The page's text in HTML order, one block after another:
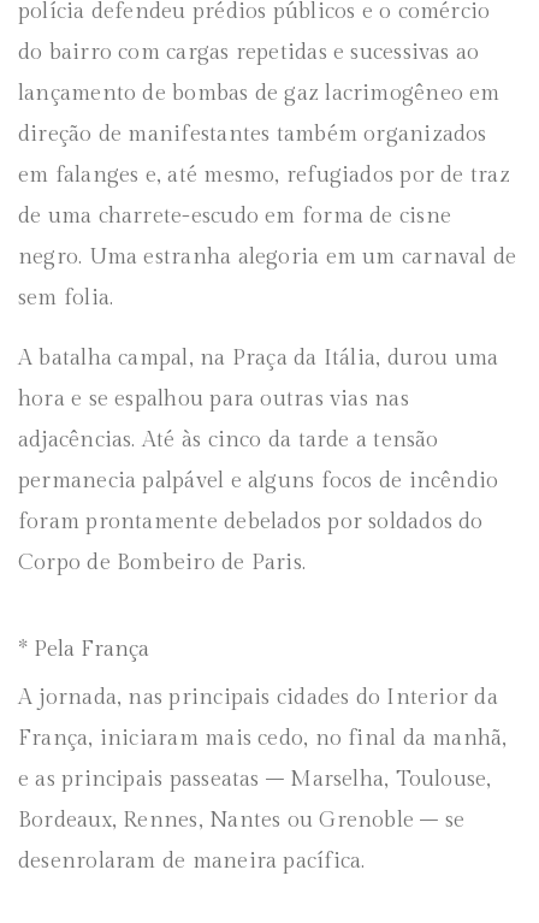
polícia defendeu prédios públicos e o comércio
do bairro com cargas repetidas e sucessivas ao
lançamento de bombas de gaz lacrimogêneo em
direção de manifestantes também organizados
em falanges e, até mesmo, refugiados por de traz
de uma charrete-escudo em forma de cisne
negro. Uma estranha alegoria em um carnaval de
sem folia.
A batalha campal, na Praça da Itália, durou uma
hora e se espalhou para outras vias nas
adjacências. Até às cinco da tarde a tensão
permanecia palpável e alguns focos de incêndio
foram prontamente debelados por soldados do
Corpo de Bombeiro de Paris.
* Pela França
A jornada, nas principais cidades do Interior da
França, iniciaram mais cedo, no final da manhã,
e as principais passeatas – Marselha, Toulouse,
Bordeaux, Rennes, Nantes ou Grenoble – se
desenrolaram de maneira pacífica.